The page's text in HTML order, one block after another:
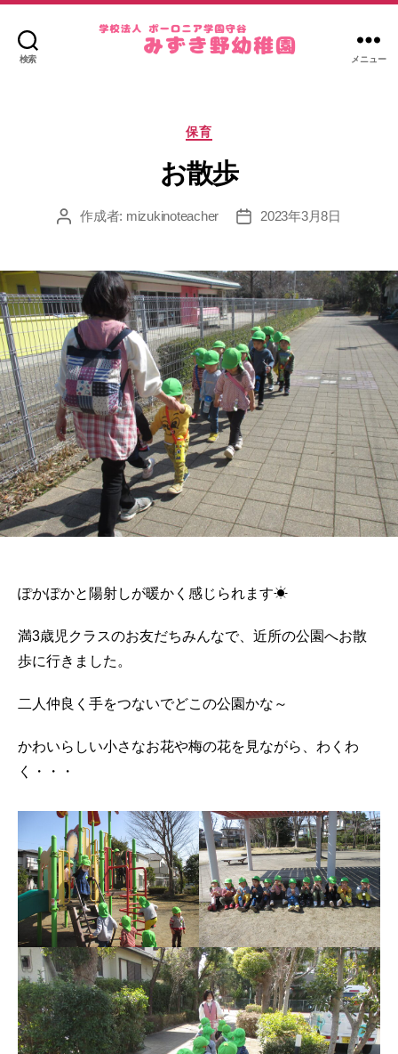
検索
野
稚
メニュー
カ
テ
ゴ
リ
保育
お散歩
投 作成者: mizukinoteacher
投
2023年3月8日
ぽかぽかと陽射しが暖かく感じられます☀
満3歳児クラスのお友だちみんなで、近所の公園へお散
歩に行きました。
二人仲良く手をつないでどこの公園かな～
かわいらしい小さなお花や梅の花を見ながら、わくわ
く・・・